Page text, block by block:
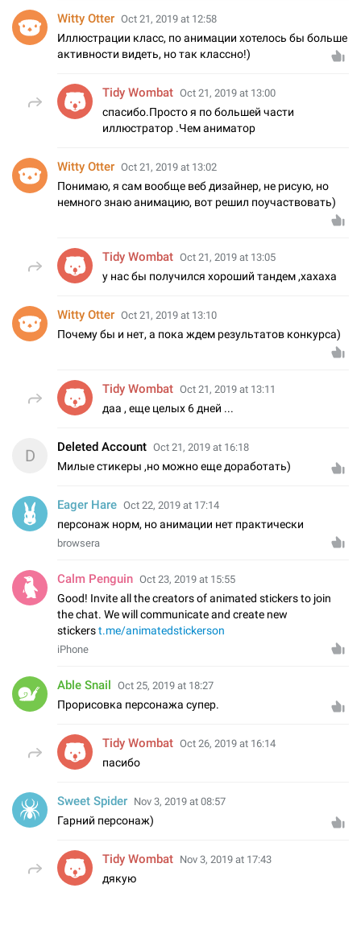
Witty Otter Oct 21, 2019 at 12:58
Иллюстрации класс, по анимации хотелось бы больше
активности видеть, но так классно!)
Tidy Wombat Oct 21, 2019 at 13:00
спасибо.Просто я по большей части
иллюстратор .Чем аниматор
Witty Otter Oct 21, 2019 at 13:02
Понимаю, я сам вообще веб дизайнер, не рисую, но
немного знаю анимацию, вот решил поучаствовать)
Tidy Wombat Oct 21, 2019 at 13:05
у нас бы получился хороший тандем ,хахаха
Witty Otter Oct 21, 2019 at 13:10
Почему бы и нет, а пока ждем результатов конкурса)
Tidy Wombat Oct 21, 2019 at 13:11
даа , еще целых 6 дней ...
D Deleted Account Oct 21, 2019 at 16:18
Милые стикеры ,но можно еще доработать)
Eager Hare Oct 22, 2019 at 17:14
персонаж норм, но анимации нет практически
browserа
Calm Penguin Oct 23, 2019 at 15:55
Good! Invite all the creators of animated stickers to join
the chat. We will communicate and create new
stickerst.me/animatedstickerson
iPhone
Able Snail Oct 25, 2019 at 18:27
Прорисовка персонажа супер.
Tidy Wombat Oct 26, 2019 at 16:14
пасибо
Sweet Spider Nov 3, 2019 at 08:57
Гарний персонаж)
Tidy Wombat Nov 3, 2019 at 17:43
дякую